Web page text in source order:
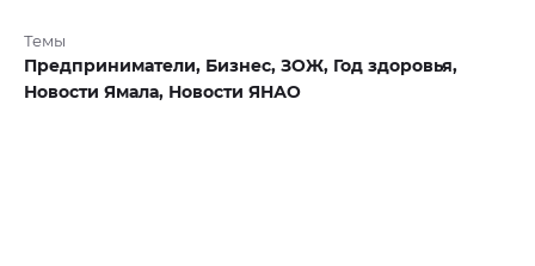
Темы
Предприниматели, Бизнес, ЗОЖ, Год здоровья,
Новости Ямала, Новости ЯНАО